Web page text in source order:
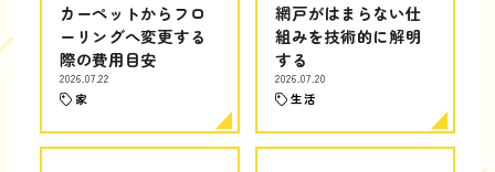
カーペットからフロ
ーリングへ変更する
際の費用目安
2026.07.22
家
網戸がはまらない仕
組みを技術的に解明
する
2026.07.20
生活